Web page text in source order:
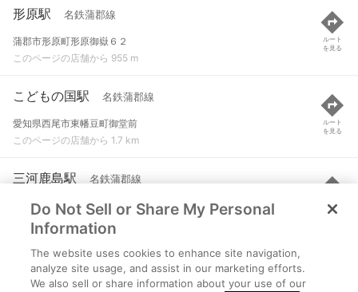
形原駅 名鉄蒲郡線
蒲郡市形原町形原御嶽６２
このページの店舗から 955 m
ルート
を見る
こどもの国駅 名鉄蒲郡線
愛知県西尾市東幡豆町御堂前
このページの店舗から 1.7 km
ルート
を見る
三河鹿島駅 名鉄蒲郡線
蒲郡市鹿島町横砂３９-１
このページの店舗から 2.7 km
ルート
を見る
東幡豆駅 名鉄蒲郡線
愛知県西尾市東幡豆町小見行田
Do Not Sell or Share My Personal
Information
The website uses cookies to enhance site navigation,
analyze site usage, and assist in our marketing efforts.
We also sell or share information about your use of our